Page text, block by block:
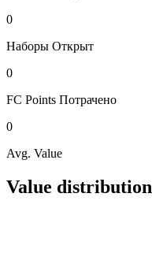
0
Наборы Открыт
0
FC Points Потрачено
0
Avg. Value
Value distribution